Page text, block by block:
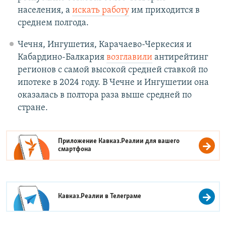
населения, а искать работуим приходится в
среднем полгода.
Чечня, Ингушетия, Карачаево-Черкесия и
Кабардино-Балкария возглавилиантирейтинг
регионов с самой высокой средней ставкой по
ипотеке в 2024 году. В Чечне и Ингушетии она
оказалась в полтора раза выше средней по
стране.
Приложение Кавказ.Реалии для вашего
смартфона
Кавказ.Реалии вТелеграме